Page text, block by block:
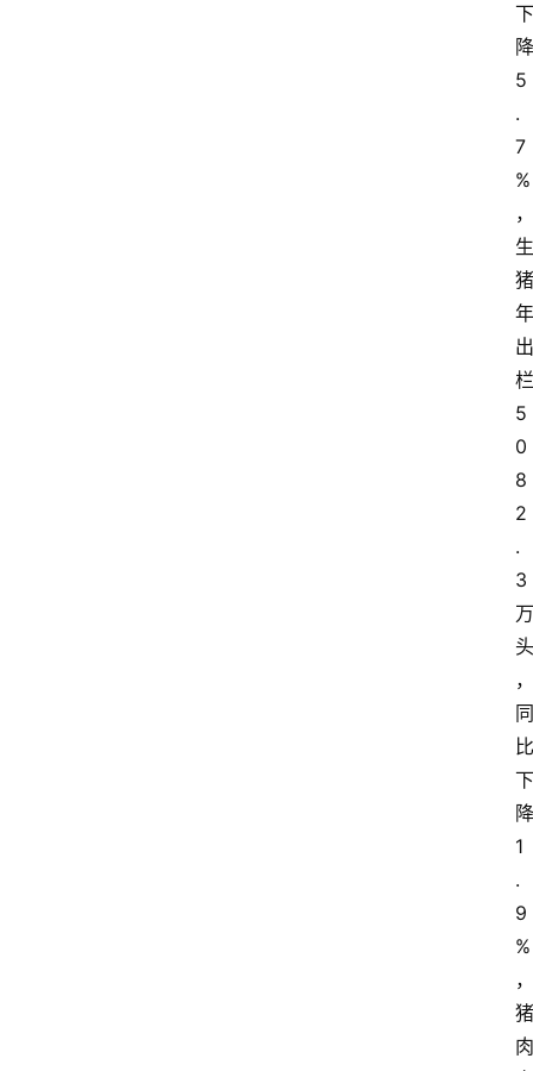
下
降
5
.
7
%
，
生
猪
年
出
栏
5
0
8
2
.
3
万
头
，
同
比
下
降
1
.
9
%
，
猪
肉